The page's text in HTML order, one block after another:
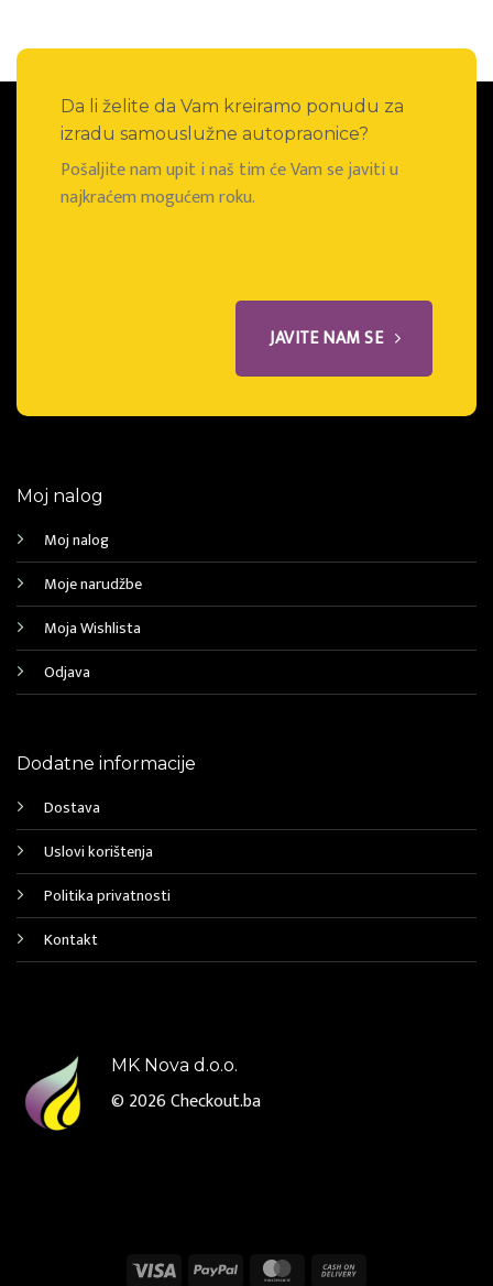
Da li želite da Vam kreiramo ponudu za
izradu samouslužne autopraonice?
Pošaljite nam upit i naš tim će Vam se javiti u
najkraćem mogućem roku.
JAVITE NAM SE
Moj nalog
Moj nalog
Moje narudžbe
Moja Wishlista
Odjava
Dodatne informacije
Dostava
Uslovi korištenja
Politika privatnosti
Kontakt
MK Nova d.o.o.
© 2026Checkout.ba